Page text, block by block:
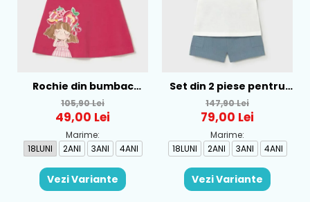
Rochie din bumbac
pentru fete Mayoral,
Rosu - 1930-069
105,90 Lei
49,00 Lei
Marime:
18LUNI
2ANI 3ANI 4ANI
Vezi Variante
Set din 2 piese pentru
baieti Mayoral, Alb-
Albastru - 1665-31
147,90 Lei
79,00 Lei
Marime:
18LUNI
2ANI 3ANI 4ANI
Vezi Variante